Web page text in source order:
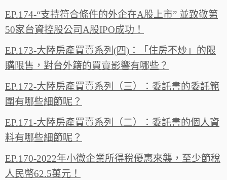
EP.174-“支持符合條件的外企在A股上市” 並致敬第
50家台資控股公司A股IPO成功！
EP.173-大陸房產買賣系列(四)：「住房不炒」的限
購限售，對台外籍的買賣影響有哪些？
EP.172-大陸房產買賣系列（三）：委託書的委託範
圍有哪些細節呢？
EP.171-大陸房產買賣系列（二）：委託書的個人資
料有哪些細節呢？
EP.170-2022年小微企業所得稅優惠來襲，至少節稅
人民幣62.5萬元！